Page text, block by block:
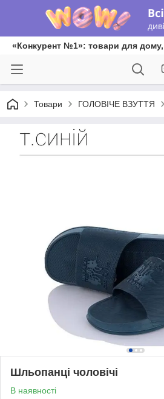
«Конкурент №1»: товари для дому,
Товари ГОЛОВІЧЕ ВЗУТТЯ
Шльопанці чоловічі
В наявності